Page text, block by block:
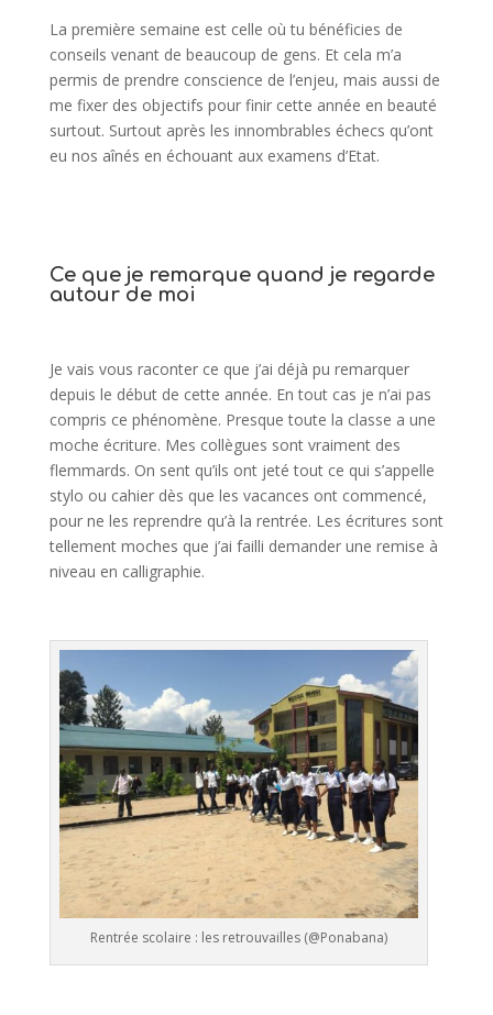
La première semaine est celle où tu bénéficies de
conseils venant de beaucoup de gens. Et cela m’a
permis de prendre conscience de l’enjeu, mais aussi de
me fixer des objectifs pour finir cette année en beauté
surtout. Surtout après les innombrables échecs qu’ont
eu nos aînés en échouant aux examens d’Etat.
Ce que je remarque quand je regarde
autour de moi
Je vais vous raconter ce que j’ai déjà pu remarquer
depuis le début de cette année. En tout cas je n’ai pas
compris ce phénomène. Presque toute la classe a une
moche écriture. Mes collègues sont vraiment des
flemmards. On sent qu’ils ont jeté tout ce qui s’appelle
stylo ou cahier dès que les vacances ont commencé,
pour ne les reprendre qu’à la rentrée. Les écritures sont
tellement moches que j’ai failli demander une remise à
niveau en calligraphie.
Rentrée scolaire : les retrouvailles (@Ponabana)